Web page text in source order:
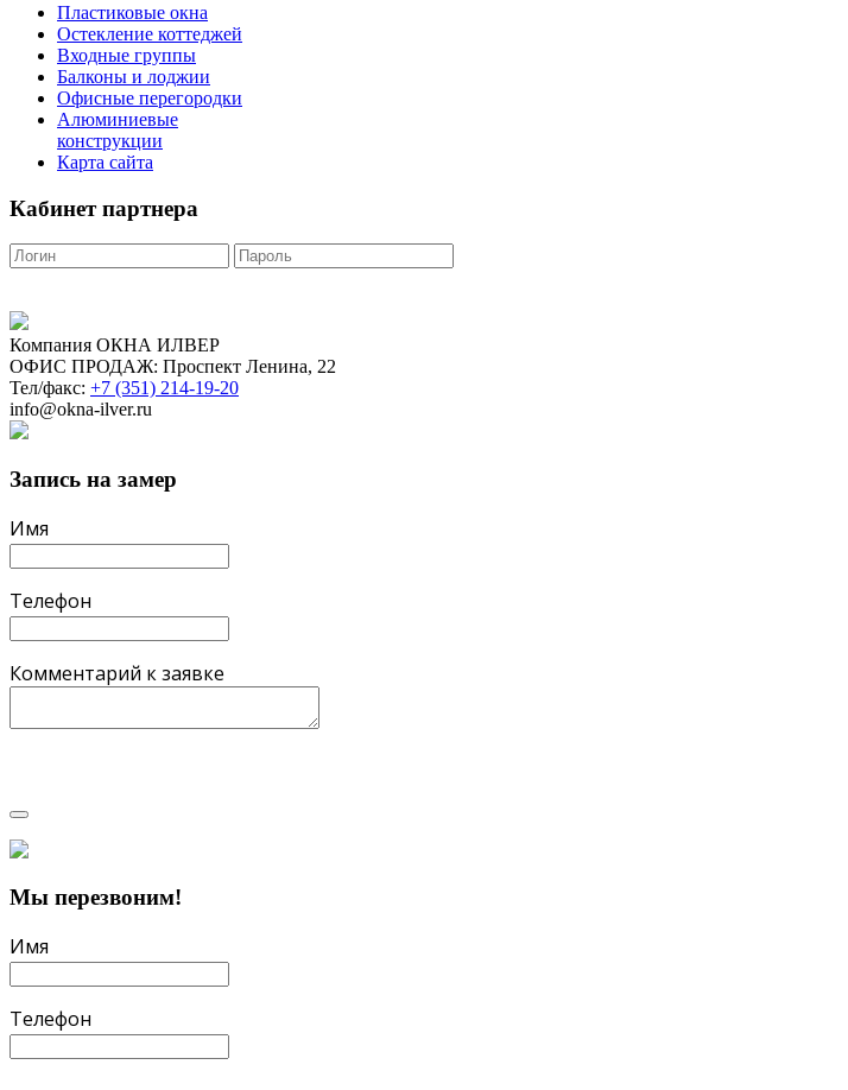
Пластиковые окна
Остекление коттеджей
Входные группы
Балконы и лоджии
Офисные перегородки
Алюминиевые
конструкции
Карта сайта
Кабинет партнера
Компания ОКНА ИЛВЕР
ОФИС ПРОДАЖ: Проспект Ленина, 22
Тел/факс: +7 (351) 214-19-20
info@okna-ilver.ru
Запись на замер
Имя
Телефон
Комментарий к заявке
Мы перезвоним!
Имя
Телефон